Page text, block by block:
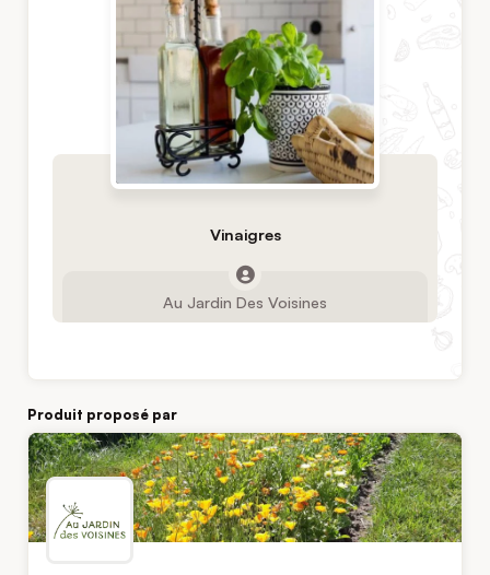
Vinaigres
Au Jardin Des Voisines
Produit proposé par